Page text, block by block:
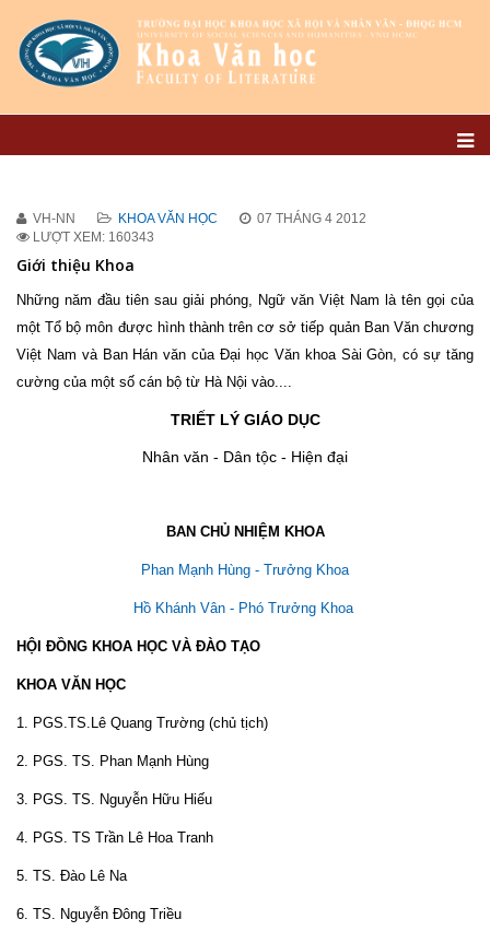
VH-NN KHOA VĂN HỌC
07 THÁNG 4 2012
LƯỢT XEM: 160343
Giới thiệu Khoa
Những năm đầu tiên sau giải phóng, Ngữ văn Việt Nam là tên gọi của
một Tổ bộ môn được hình thành trên cơ sở tiếp quản Ban Văn chương
Việt Nam và Ban Hán văn của Đại học Văn khoa Sài Gòn, có sự tăng
cường của một số cán bộ từ Hà Nội vào....
TRIẾT LÝ GIÁO DỤC
Nhân văn - Dân tộc - Hiện đại
BAN CHỦ NHIỆM KHOA
Phan Mạnh Hùng - Trưởng Khoa
Hồ Khánh Vân- Phó Trưởng Khoa
HỘI ĐỒNG KHOA HỌC VÀ ĐÀO TẠO
KHOA VĂN HỌC
1. PGS.TS.Lê Quang Trường (chủ tịch)
2. PGS. TS. Phan Mạnh Hùng
3. PGS. TS. Nguyễn Hữu Hiếu
4. PGS. TS Trần Lê Hoa Tranh
5. TS. Đào Lê Na
6. TS. Nguyễn Đông Triều